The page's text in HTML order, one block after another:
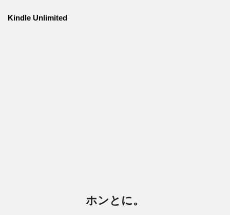
Kindle Unlimited
ホンとに。